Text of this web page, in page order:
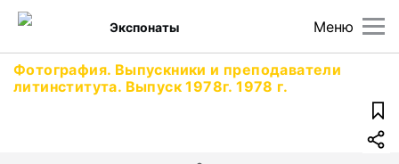
Меню
Экспонаты
Фотография. Выпускники и преподаватели
литинститута. Выпуск 1978г. 1978 г.